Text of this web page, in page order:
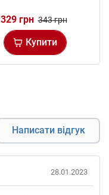
329 грн 343 грн
Купити
Написати відгук
28.01.2023